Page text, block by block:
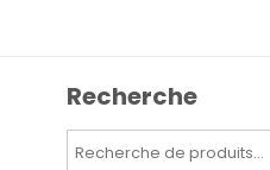
Recherche
Recherche